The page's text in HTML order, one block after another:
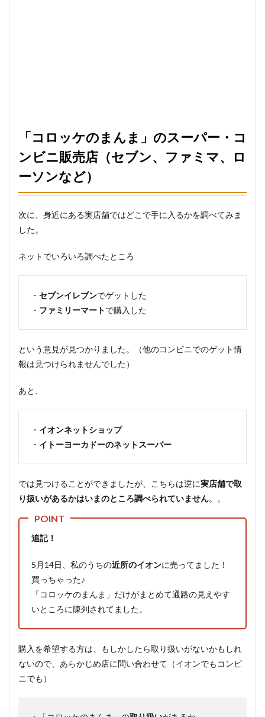
「コロッケのまんま」のスーパー・コ
ンビニ販売店（セブン、ファミマ、ロ
ーソンなど）
次に、身近にある実店舗ではどこで手に入るかを調べてみま
した。
ネットでいろいろ調べたところ
・ セブンイレブンでゲットした
・ ファミリーマートで購入した
という意見が見つかりました。（他のコンビニでのゲット情
報は見つけられませんでした）
あと、
・ イオンネットショップ
・ イトーヨーカドーのネットスーパー
では見つけることができましたが、こちらは逆に実店舗で取
り扱いがあるかはいまのところ調べられていません。。
追記！
5月14日、私のうちの近所のイオンに売ってました！
買っちゃった♪
「コロッケのまんま」だけがまとめて通路の見えやす
いところに陳列されてました。
購入を希望する方は、もしかしたら取り扱いがないかもしれ
ないので、あらかじめ店に問い合わせて（イオンでもコンビ
ニでも）